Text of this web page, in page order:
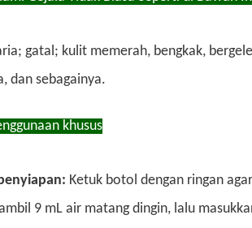
gatal; kulit memerah, bengkak,
dan sebagainya.
khusus
Ketuk botol dengan ringan
9 mL air matang dingin, lalu